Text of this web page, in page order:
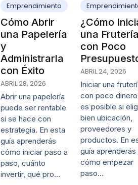
Emprendimiento
Cómo Abrir
una Papelería
y
Administrarla
con Éxito
ABRIL 28, 2026
Abrir una papelería
puede ser rentable
si se hace con
estrategia. En esta
guía aprenderás
cómo iniciar paso a
paso, cuánto
invertir, qué pro…
¿Cómo
una
con Poco
ABRIL 24, 2026
Iniciar una
con poco dinero
es posible si
bien ubicación,
proveedores y
productos. En
guía aprenderás
cómo empezar
paso…